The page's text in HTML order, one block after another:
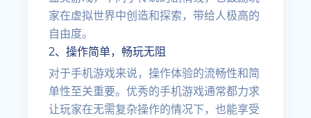
家在虚拟世界中创造和探索，带给人极高的
自由度。
2、操作简单，畅玩无阻
对于手机游戏来说，操作体验的流畅性和简
单性至关重要。优秀的手机游戏通常都力求
让玩家在无需复杂操作的情况下，也能享受